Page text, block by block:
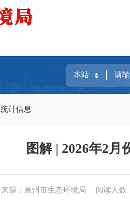
统计信息
图解 | 2026年2
来源：泉州市生态环境局 阅读人数